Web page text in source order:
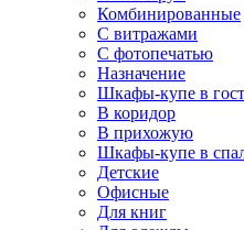
Комбинированные
С витражами
С фотопечатью
Назначение
Шкафы-купе в
В коридор
В прихожую
Шкафы-купе в
Детские
Офисные
Для книг